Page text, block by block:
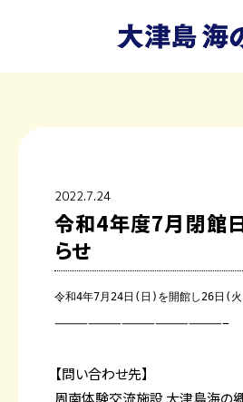
2022.7.24
令和4年度7月閉館
らせ
令和4年7月24日(日)を開館し26日(火
———————————————–
【問い合わせ先】
周南体験交流施設 大津島海の